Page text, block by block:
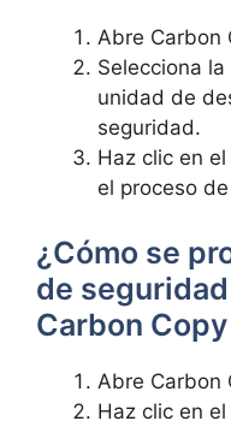
Abre Carbon
Selecciona
unidad de
seguridad.
Haz clic en
el⁢ proceso
¿Cómo se
de
Carbon
Abre ⁢Carbon
Haz clic en